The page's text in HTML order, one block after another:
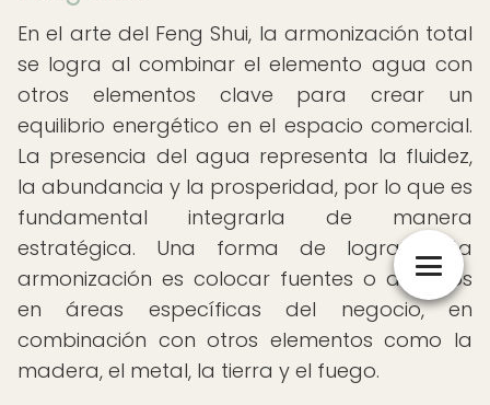
En el arte del Feng Shui, la armonización total
se logra al combinar el elemento agua con
otros elementos clave para crear un
equilibrio energético en el espacio comercial.
La presencia del agua representa la fluidez,
la abundancia y la prosperidad, por lo que es
fundamental integrarla de manera
estratégica. Una forma de lograr esta
armonización es colocar fuentes o acuarios
en áreas específicas del negocio, en
combinación con otros elementos como la
madera, el metal, la tierra y el fuego.